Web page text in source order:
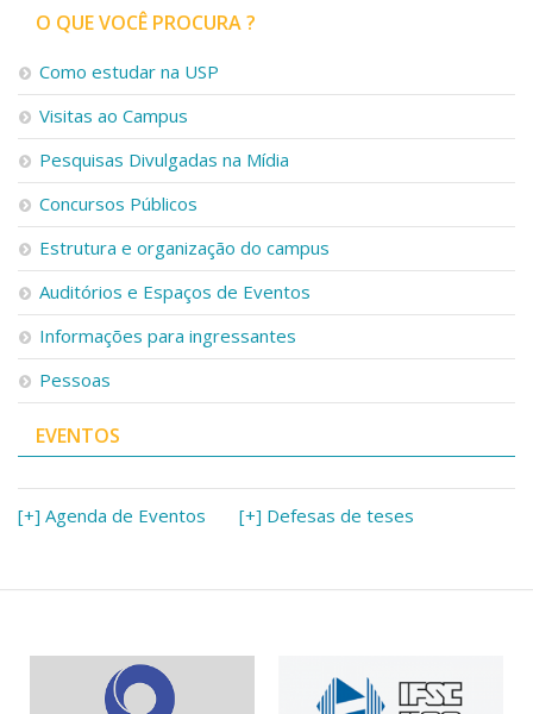
Transferência de Tecnologia
Empresas Juniores
Extensão à Comunidade
Projetos, Programas e Cursos
Artes, Cultura e Esportes
Museus e Espaços Interativos
Bibliotecas
Apoio ao Estudante
Segurança, Trânsito e Prevenção
RH, Administrativo e Financeiro
Outros serviços
Comunicação
Assessorias e Mídias
Jornal da USP
O QUE VOCÊ PROCURA ?
Como estudar na USP
Visitas ao Campus
Pesquisas Divulgadas na Mídia
Concursos Públicos
Estrutura e organização do campus
Auditórios e Espaços de Eventos
Informações para ingressantes
Pessoas
EVENTOS
[+] Agenda de Eventos [+] Defesas de teses